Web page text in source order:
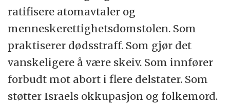
ratifisere atomavtaler og
menneskerettighetsdomstolen. Som
praktiserer dødsstraff. Som gjør det
vanskeligere å være skeiv. Som innfører
forbudt mot abort i flere delstater. Som
støtter Israels okkupasjon og folkemord.